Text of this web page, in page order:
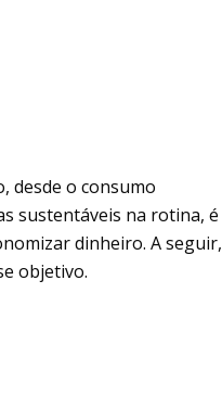
desde o consumo
sustentáveis na rotina, é
dinheiro. A seguir,
objetivo.